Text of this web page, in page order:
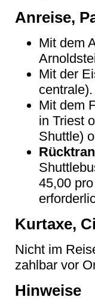
Anreise,
Mit dem
Mit der
centrale).
Mit dem
in Triest
Shuttle)
45,00
Kurtaxe,
Nicht im
zahlbar vor
Hinweise